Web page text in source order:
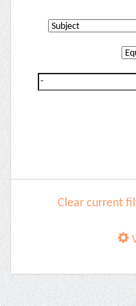
Clear current